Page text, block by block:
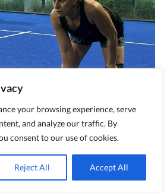
your browsing experience, serve
and analyze our traffic. By
consent to our use of cookies.
Reject All Accept All